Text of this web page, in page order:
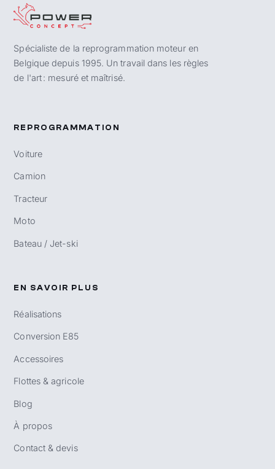
Spécialiste de la reprogrammation moteur en
Belgique depuis 1995. Un travail dans les règles
de l'art : mesuré et maîtrisé.
REPROGRAMMATION
Voiture
Camion
Tracteur
Moto
Bateau / Jet-ski
EN SAVOIR PLUS
Réalisations
Conversion E85
Accessoires
Flottes & agricole
Blog
À propos
Contact & devis